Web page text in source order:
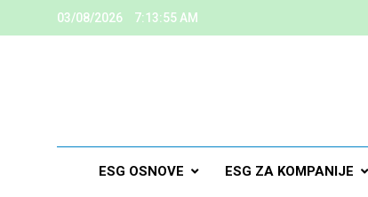
03/08/2026 7:13:56 AM
ESG OSNOVE ESG ZA KOMPANIJE